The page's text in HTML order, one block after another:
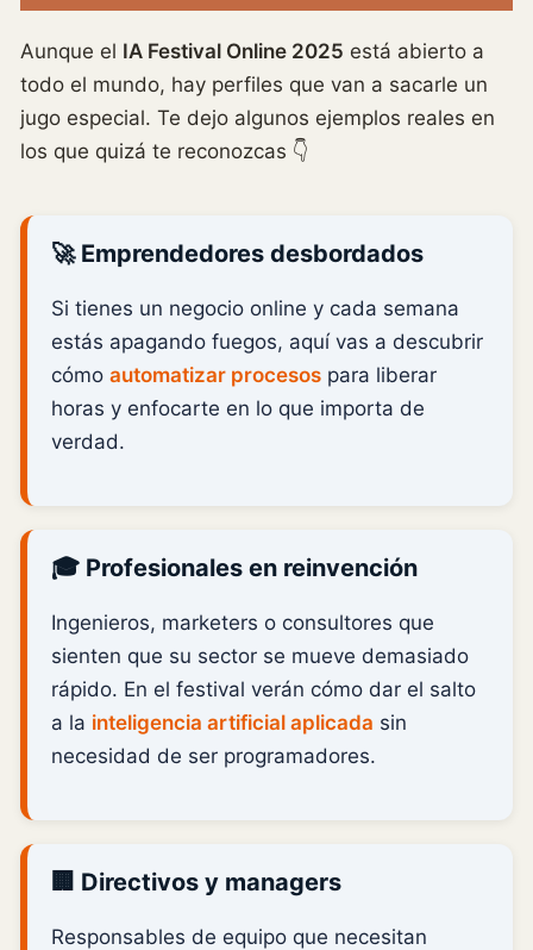
Aunque el IA Festival Online 2025 está abierto a
todo el mundo, hay perfiles que van a sacarle un
jugo especial. Te dejo algunos ejemplos reales en
los que quizá te reconozcas 👇
🚀 Emprendedores desbordados
Si tienes un negocio online y cada semana
estás apagando fuegos, aquí vas a descubrir
cómo automatizar procesos para liberar
horas y enfocarte en lo que importa de
verdad.
🎓 Profesionales en reinvención
Ingenieros, marketers o consultores que
sienten que su sector se mueve demasiado
rápido. En el festival verán cómo dar el salto
a la inteligencia artificial aplicada sin
necesidad de ser programadores.
🏢 Directivos y managers
Responsables de equipo que necesitan